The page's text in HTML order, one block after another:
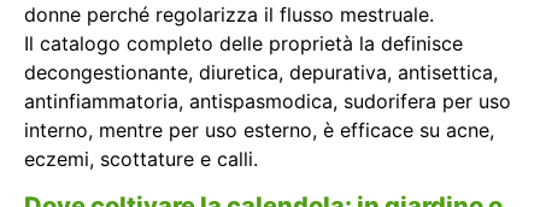
donne perché regolarizza il flusso mestruale.
Il catalogo completo delle proprietà la definisce
decongestionante, diuretica, depurativa, antisettica,
antinfiammatoria, antispasmodica, sudorifera per uso
interno, mentre per uso esterno, è efficace su acne,
eczemi, scottature e calli.